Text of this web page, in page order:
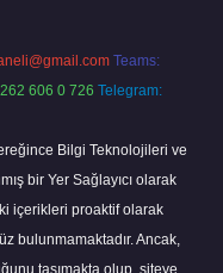
Teams:
606 0 726 Telegram:
Bilgi Teknolojileri ve
bir Yer Sağlayıcı olarak
içerikleri proaktif olarak
bulunmamaktadır. Ancak,
taşımakta olup, siteye